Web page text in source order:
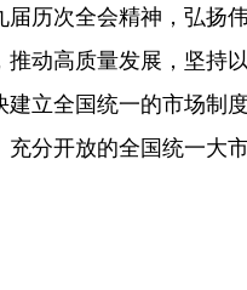
历次全会精神，弘扬
动高质量发展，坚持
立全国统一的市场制
分开放的全国统一大